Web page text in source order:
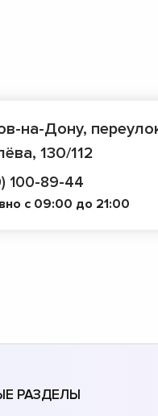
на-Дону,
130/112
100-89-44
с 09:00 до 21:00
РАЗДЕЛЫ